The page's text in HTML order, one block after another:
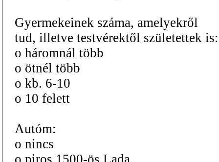
Gyermekeinek száma, amelyekről
tud, illetve testvérektől születettek is:
o háromnál több
o ötnél több
o kb. 6-10
o 10 felett
Autóm:
o nincs
o piros 1500-ös Lada